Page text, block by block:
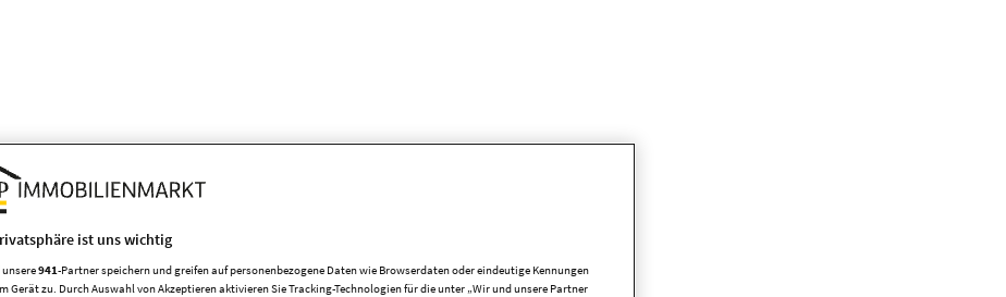
ist uns wichtig
941-Partner speichern und greifen auf personenbezogene Daten wie Browserdaten oder eindeutige Kennungen
Gerät zu. Durch Auswahl von Akzeptieren aktivieren Sie Tracking-Technologien für die unter „Wir und unsere Partner